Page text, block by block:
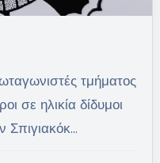
σε ηλικία δίδυμοι
Σπιγιακόκ…